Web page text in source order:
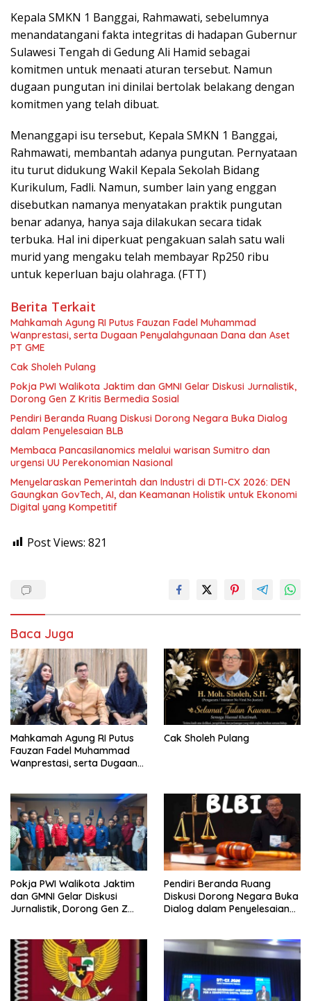
Kepala SMKN 1 Banggai, Rahmawati, sebelumnya
menandatangani fakta integritas di hadapan Gubernur
Sulawesi Tengah di Gedung Ali Hamid sebagai
komitmen untuk menaati aturan tersebut. Namun
dugaan pungutan ini dinilai bertolak belakang dengan
komitmen yang telah dibuat.
Menanggapi isu tersebut, Kepala SMKN 1 Banggai,
Rahmawati, membantah adanya pungutan. Pernyataan
itu turut didukung Wakil Kepala Sekolah Bidang
Kurikulum, Fadli. Namun, sumber lain yang enggan
disebutkan namanya menyatakan praktik pungutan
benar adanya, hanya saja dilakukan secara tidak
terbuka. Hal ini diperkuat pengakuan salah satu wali
murid yang mengaku telah membayar Rp250 ribu
untuk keperluan baju olahraga. (FTT)
Berita Terkait
Mahkamah Agung RI Putus Fauzan Fadel Muhammad
Wanprestasi, serta Dugaan Penyalahgunaan Dana dan Aset
PT GME
Cak Sholeh Pulang
Pokja PWI Walikota Jaktim dan GMNI Gelar Diskusi Jurnalistik,
Dorong Gen Z Kritis Bermedia Sosial
Pendiri Beranda Ruang Diskusi Dorong Negara Buka Dialog
dalam Penyelesaian BLB
Membaca Pancasilanomics melalui warisan Sumitro dan
urgensi UU Perekonomian Nasional
Menyelaraskan Pemerintah dan Industri di DTI-CX 2026: DEN
Gaungkan GovTech, AI, dan Keamanan Holistik untuk Ekonomi
Digital yang Kompetitif
Post Views: 821
Baca Juga
Mahkamah Agung RI Putus
Fauzan Fadel Muhammad
Wanprestasi, serta Dugaan
Cak Sholeh Pulang
Pokja PWI Walikota Jaktim
dan GMNI Gelar Diskusi
Jurnalistik, Dorong Gen Z
Pendiri Beranda Ruang
Diskusi Dorong Negara Buka
Dialog dalam Penyelesaian